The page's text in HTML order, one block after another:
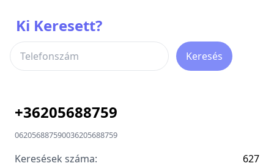
Ki Keresett?
Keresés
+36205688759
062056887590036205688759
Keresések száma:
627